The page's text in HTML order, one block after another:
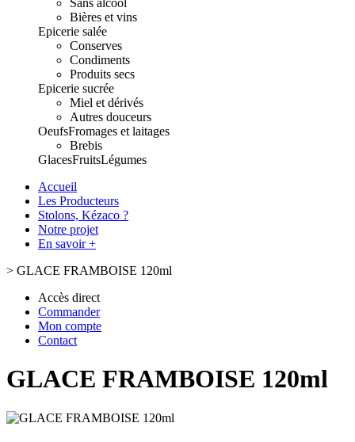
Sans alcool
Bières et vins
Epicerie salée
Conserves
Condiments
Produits secs
Epicerie sucrée
Miel et dérivés
Autres douceurs
OeufsFromages et laitages
Brebis
GlacesFruitsLégumes
Accueil
Les Producteurs
Stolons, Kézaco ?
Notre projet
En savoir +
> GLACE FRAMBOISE 120ml
Accès direct
Commander
Mon compte
Contact
GLACE FRAMBOISE 120ml